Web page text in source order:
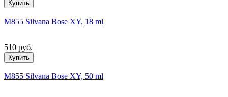
Купить
M855 Silvana Bose XY, 18 ml
510 руб.
Купить
M855 Silvana Bose XY, 50 ml